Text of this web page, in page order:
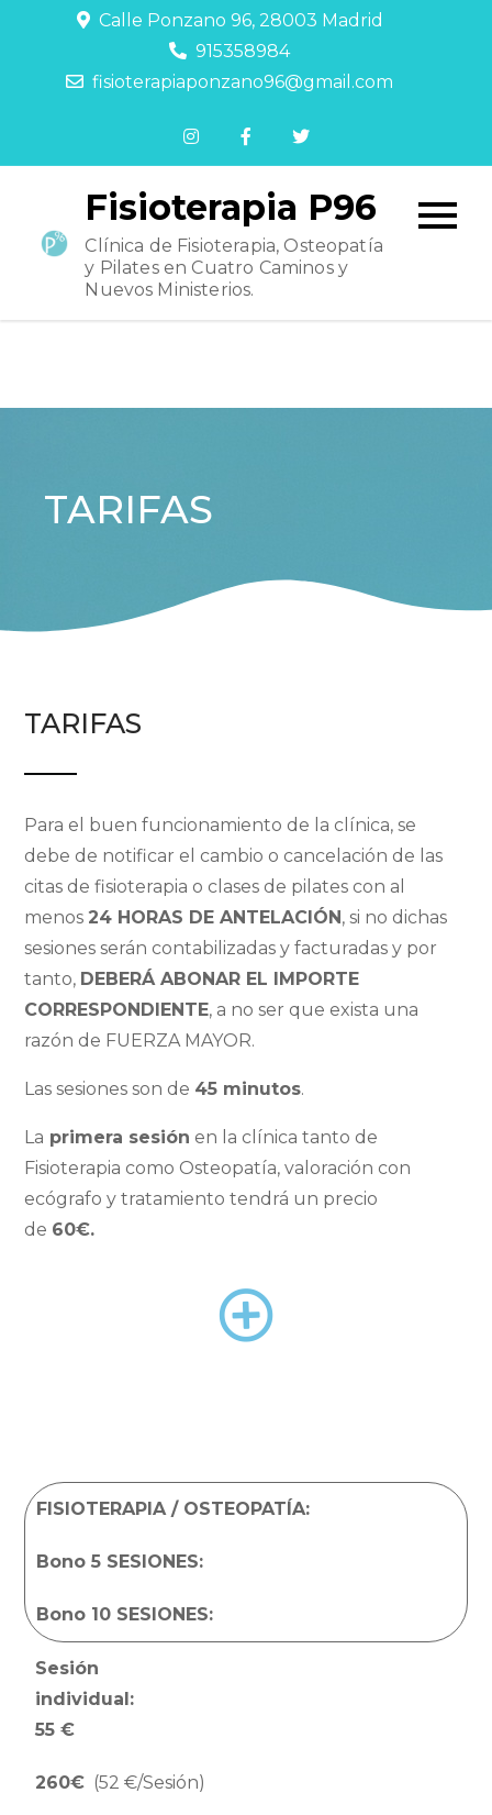
Calle Ponzano 96, 28003 Madrid
915358984
fisioterapiaponzano96@gmail.com
Fisioterapia P96
Clínica de Fisioterapia, Osteopatía
y Pilates en Cuatro Caminos y
Nuevos Ministerios.
TARIFAS
TARIFAS
Para el buen funcionamiento de la clínica, se
debe de notificar el cambio o cancelación de las
citas de fisioterapia o clases de pilates con al
menos 24 HORAS DE ANTELACIÓN, si no dichas
sesiones serán contabilizadas y facturadas y por
tanto, DEBERÁ ABONAR EL IMPORTE
CORRESPONDIENTE, a no ser que exista una
razón de FUERZA MAYOR.
Las sesiones son de 45 minutos.
La primera sesión en la clínica tanto de
Fisioterapia como Osteopatía, valoración con
ecógrafo y tratamiento tendrá un precio
de 60€.
FISIOTERAPIA / OSTEOPATÍA:
Bono 5 SESIONES:
Bono 10 SESIONES:
Sesión
individual:
55€
260€ (52 €/Sesión)